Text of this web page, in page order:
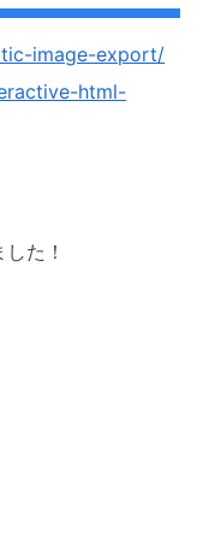
image-export/
html-
た！